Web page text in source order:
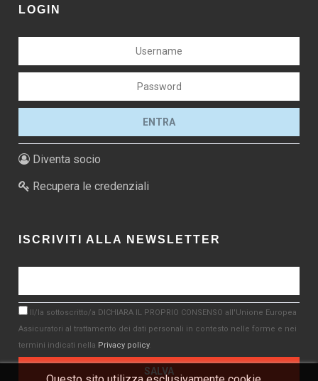
LOGIN
Diventa socio
Recupera le credenziali
ISCRIVITI ALLA NEWSLETTER
Il/la sottoscritto/a DICHIARA IL PROPRIO CONSENSO all'Unione Europea
Assicuratori al trattamento dei dati personali in contesto nelle forme e nei
termini indicati nella Privacy policy.